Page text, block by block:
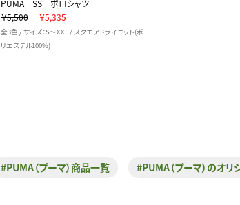
PUMA SS ポロシャツ
￥5,500
￥5,335
全3色 / サイズ：S～XXL / スクエアドライニット(ポ
リエステル100%)
#PUMA（プーマ）商品一覧 #PUMA（プーマ）のオ